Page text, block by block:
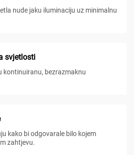
nude jaku iluminaciju uz minimalnu
svjetlosti
kontinuiranu, bezrazmaknu
kako bi odgovarale bilo kojem
zahtjevu.